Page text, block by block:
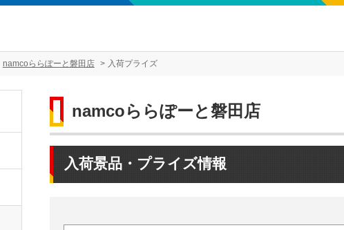
namcoららぽーと磐田店 入荷プライズ
namcoららぽーと磐田店
入荷景品・プライズ情報